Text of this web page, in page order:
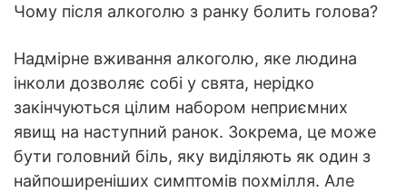
Чому після алкоголю з ранку болить голова?
Надмірне вживання алкоголю, яке людина
інколи дозволяє собі у свята, нерідко
закінчуються цілим набором неприємних
явищ на наступний ранок. Зокрема, це може
бути головний біль, яку виділяють як один з
найпоширеніших симптомів похмілля. Але